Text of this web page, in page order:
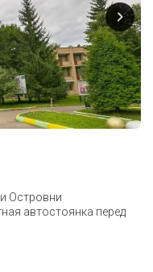
Островни
автостоянка перед